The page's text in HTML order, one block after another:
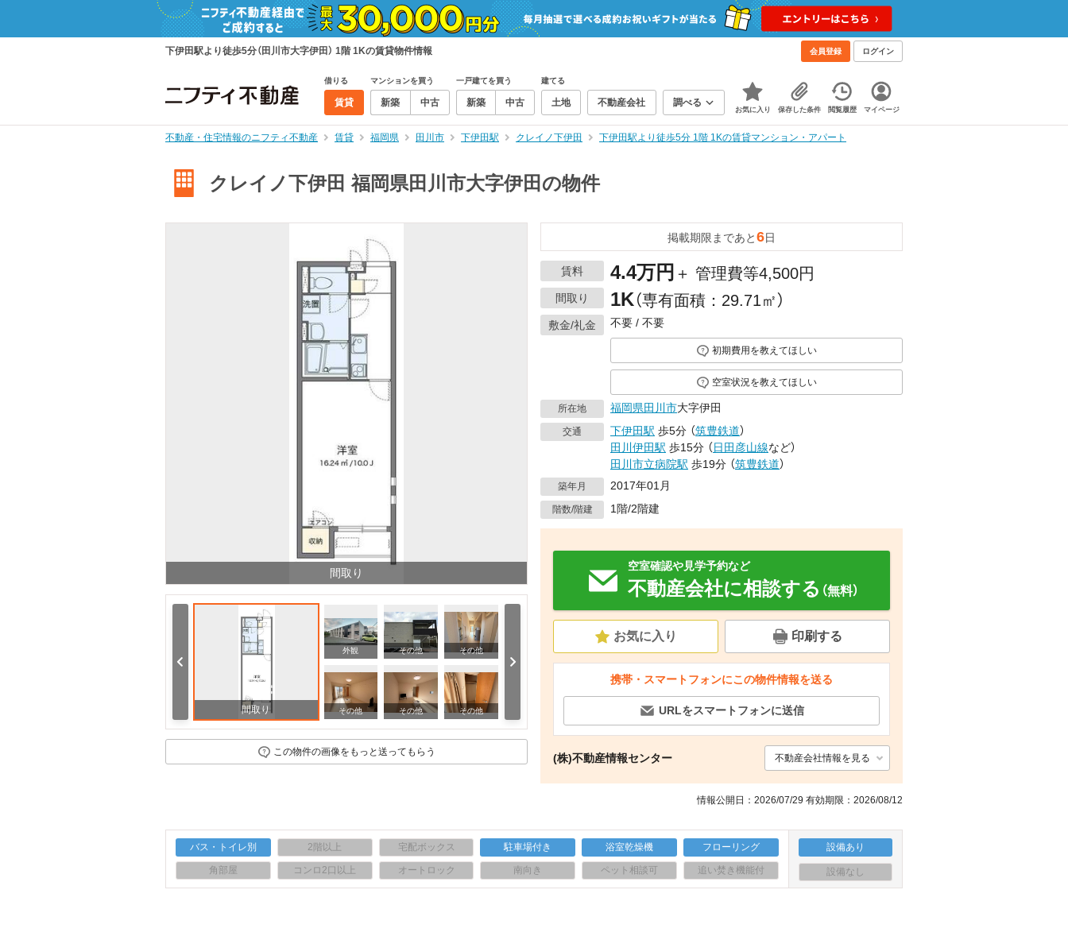
下伊田駅より徒歩5分（田川市大字伊田） 1階 1Kの賃貸物件情報 会員登録 ログイン
借りる
賃貸
マンションを買う
新築 中古
一戸建てを買う
新築 中古
建てる
土地 不動産会社 調べる
お気に入り 保存した条件 閲覧履歴 マイページ
不動産・住宅情報のニフティ不動産 賃貸 福岡県 田川市 下伊田駅 クレイノ下伊田 下伊田駅より徒歩5分 1階 1Kの賃貸マンション・アパート
クレイノ下伊田 福岡県田川市大字伊田の物件
間取り
間取り
外観 その他 その他
その他 その他 その他
その他 その他 その他
その他 その他
この物件の画像をもっと送ってもらう
掲載期限まであと6日
賃料 4.4万円 ＋ 管理費等4,500円
間取り 1K（専有面積：29.71㎡）
敷金/礼金 不要 / 不要
初期費用を教えてほしい
空室状況を教えてほしい
所在地 福岡県田川市大字伊田
交通 下伊田駅 歩5分 （筑豊鉄道）
田川伊田駅 歩15分 （日田彦山線など）
田川市立病院駅 歩19分 （筑豊鉄道）
築年月 2017年01月
階数/階建 1階/2階建
空室確認や見学予約など
不動産会社に相談する （無料）
お気に入り 印刷する
携帯・スマートフォンにこの物件情報を送る
URLをスマートフォンに送信
(株)不動産情報センター 不動産会社情報を見る
情報公開日：2026/07/29 有効期限：2026/08/12
バス・トイレ別 2階以上 宅配ボックス 駐車場付き 浴室乾燥機 フローリング
角部屋 コンロ2口以上 オートロック 南向き ペット相談可 追い焚き機能付
設備あり
設備なし